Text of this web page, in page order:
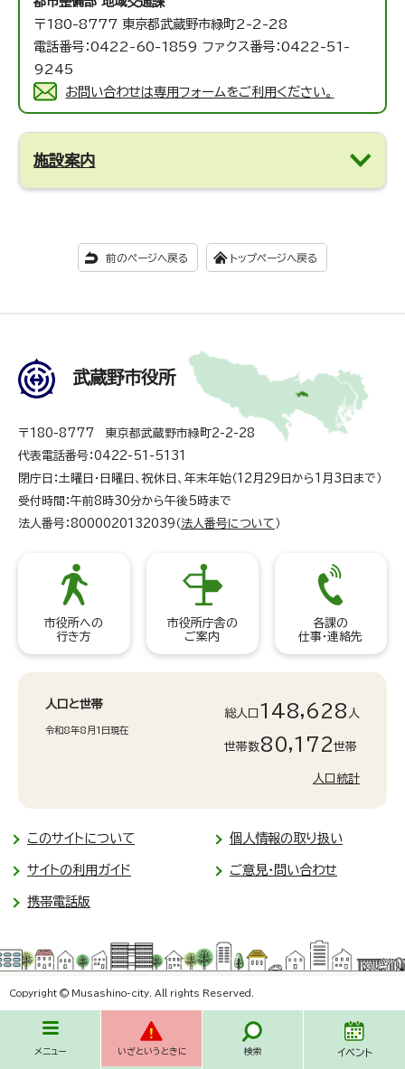
〒180-8777 東京都武蔵野市緑町2-2-28
電話番号：0422-60-1859 ファクス番号：0422-51-
9245
お問い合わせは専用フォームをご利用ください。
施設案内
前のページへ戻る トップページへ戻る
メニュー いざというときに 検索 イベント
武蔵野市役所
〒180-8777 東京都武蔵野市緑町2-2-28
代表電話番号：0422-51-5131
閉庁日：土曜日・日曜日、祝休日、年末年始（12月29日から1月3日まで）
受付時間：午前8時30分から午後5時まで
法人番号：8000020132039（ 法人番号について ）
市役所への
行き方
市役所庁舎の
ご案内
各課の
仕事・連絡先
人口と世帯
令和8年8月1日現在
総人口 148,628 人
世帯数80,172世帯
人口統計
このサイトについて 個人情報の取り扱い
サイトの利用ガイド ご意見・問い合わせ
携帯電話版
Copyright © Musashino-city. All rights Reserved.